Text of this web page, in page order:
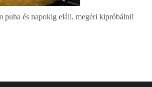
puha és napokig eláll, megéri kipróbálni!